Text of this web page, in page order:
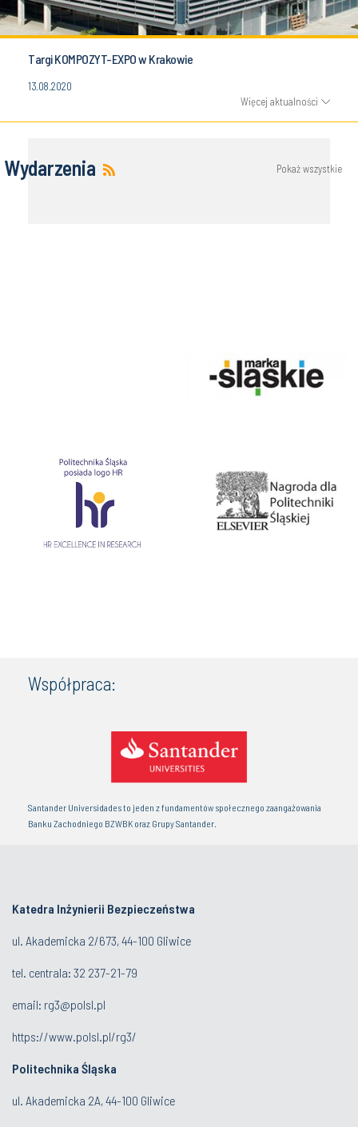
Targi KOMPOZYT-EXPO w Krakowie
13.08.2020
Więcej aktualności
Wydarzenia Pokaż wszystkie
Współpraca:
Santander Universidades to jeden z fundamentów społecznego zaangażowania
Banku Zachodniego BZWBK oraz Grupy Santander.
Katedra Inżynierii Bezpieczeństwa
ul. Akademicka 2/673, 44-100 Gliwice
tel. centrala: 32 237-21-79
email: rg3@polsl.pl
https://www.polsl.pl/rg3/
Politechnika Śląska
ul. Akademicka 2A, 44-100 Gliwice